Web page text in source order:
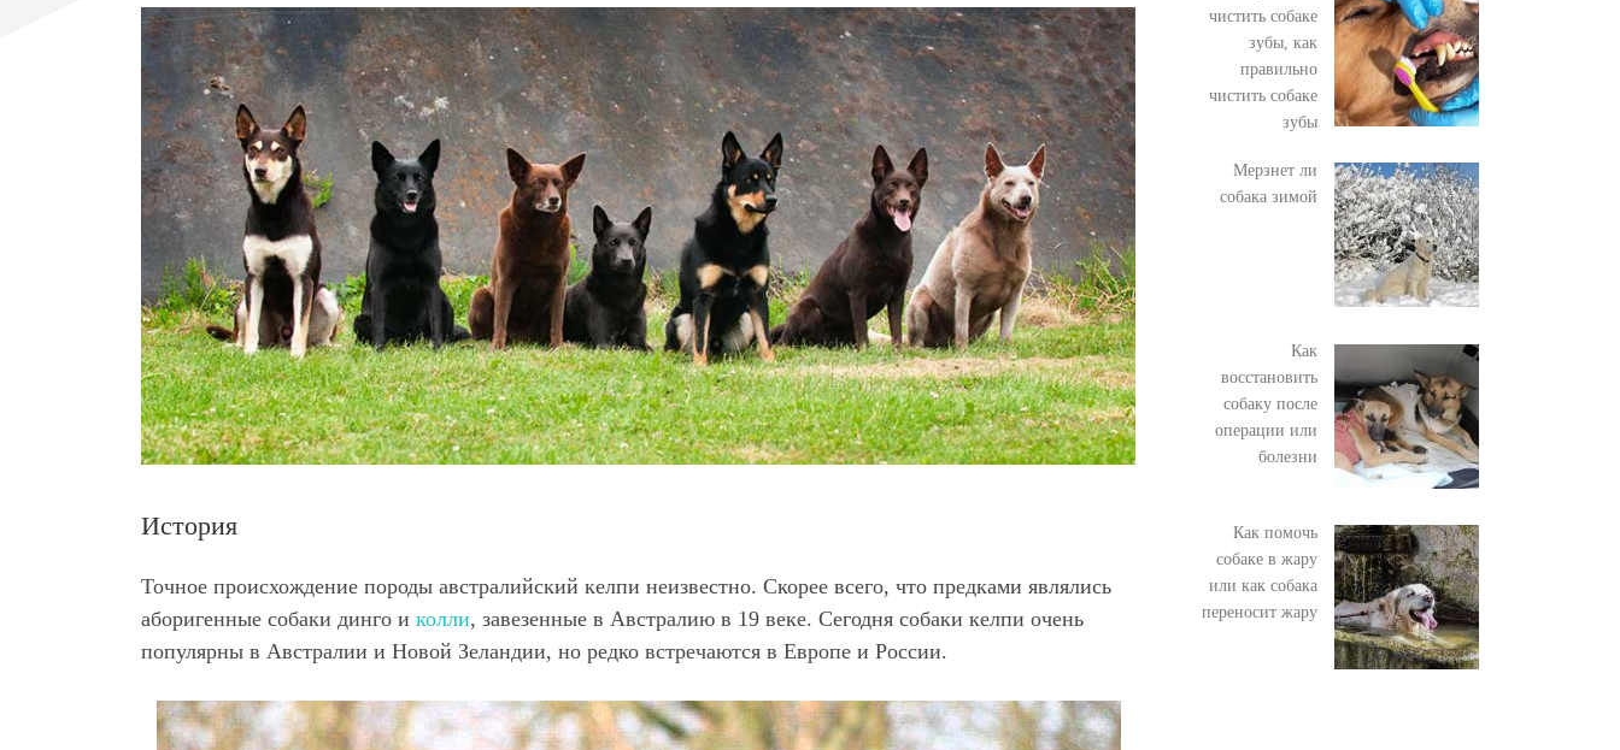
История
Точное происхождение породы австралийский келпи неизвестно. Скорее всего, что предками являлись
аборигенные собаки динго и колли, завезенные в Австралию в 19 веке. Сегодня собаки келпи очень
популярны в Австралии и Новой Зеландии, но редко встречаются в Европе и России.
чистить собаке
зубы, как
правильно
чистить собаке
зубы
Мерзнет ли
собака зимой
Как
восстановить
собаку после
операции или
болезни
Как помочь
собаке в жару
или как собака
переносит жару